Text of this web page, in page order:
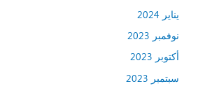
يناير 2024
نوفمبر 2023
أكتوبر 2023
سبتمبر 2023